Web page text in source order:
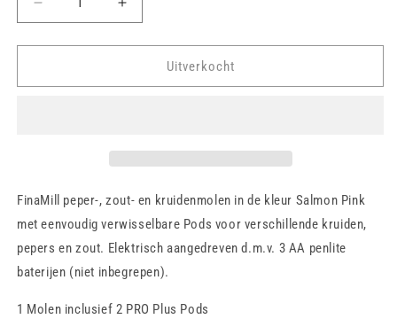
Aantal
verlagen
voor
-
-
Salmon
Pink
Aantal
verhogen
voor
FinaMill
-
-
Salmon
Pink
Uitverkocht
FinaMill peper-, zout- en kruidenmolen in de kleur Salmon Pink
met eenvoudig verwisselbare Pods voor verschillende kruiden,
pepers en zout. Elektrisch aangedreven d.m.v. 3 AA penlite
baterijen (niet inbegrepen).
1 Molen inclusief 2 PRO Plus Pods